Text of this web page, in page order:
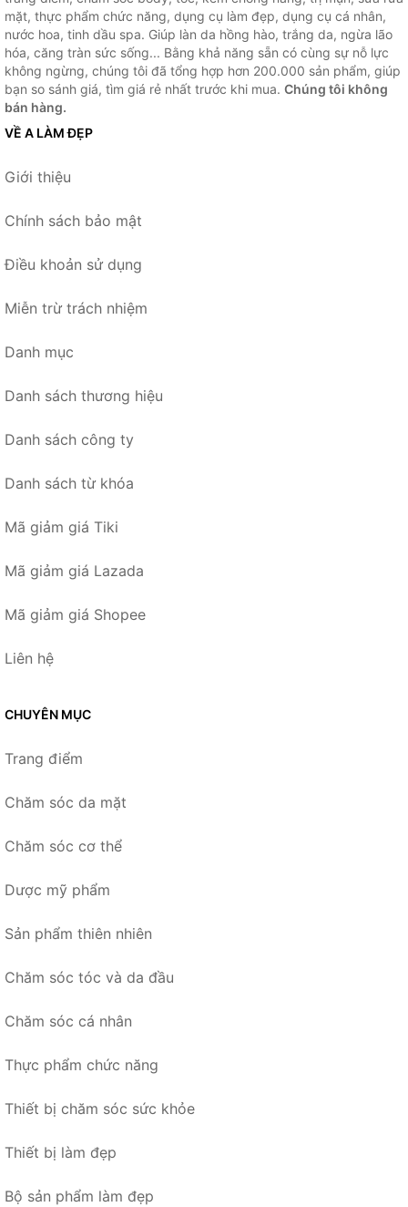
mặt, thực phẩm chức năng, dụng cụ làm đẹp, dụng cụ cá nhân,
nước hoa, tinh dầu spa. Giúp làn da hồng hào, trắng da, ngừa lão
hóa, căng tràn sức sống... Bằng khả năng sẵn có cùng sự nỗ lực
không ngừng, chúng tôi đã tổng hợp hơn 200.000 sản phẩm, giúp
bạn so sánh giá, tìm giá rẻ nhất trước khi mua. Chúng tôi không
bán hàng.
VỀ A LÀM ĐẸP
Giới thiệu
Chính sách bảo mật
Điều khoản sử dụng
Miễn trừ trách nhiệm
Danh mục
Danh sách thương hiệu
Danh sách công ty
Danh sách từ khóa
Mã giảm giá Tiki
Mã giảm giá Lazada
Mã giảm giá Shopee
Liên hệ
CHUYÊN MỤC
Trang điểm
Chăm sóc da mặt
Chăm sóc cơ thể
Dược mỹ phẩm
Sản phẩm thiên nhiên
Chăm sóc tóc và da đầu
Chăm sóc cá nhân
Thực phẩm chức năng
Thiết bị chăm sóc sức khỏe
Thiết bị làm đẹp
Bộ sản phẩm làm đẹp